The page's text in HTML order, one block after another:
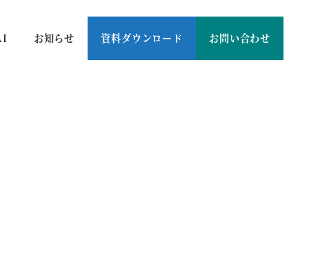
お知らせ 資料ダウンロード お問い合わせ